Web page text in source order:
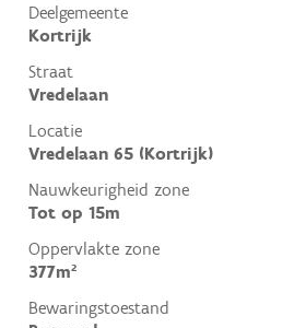
Deelgemeente
Kortrijk
Straat
Vredelaan
Locatie
Vredelaan 65 (Kortrijk)
Nauwkeurigheid zone
Tot op 15m
Oppervlakte zone
377m²
Bewaringstoestand